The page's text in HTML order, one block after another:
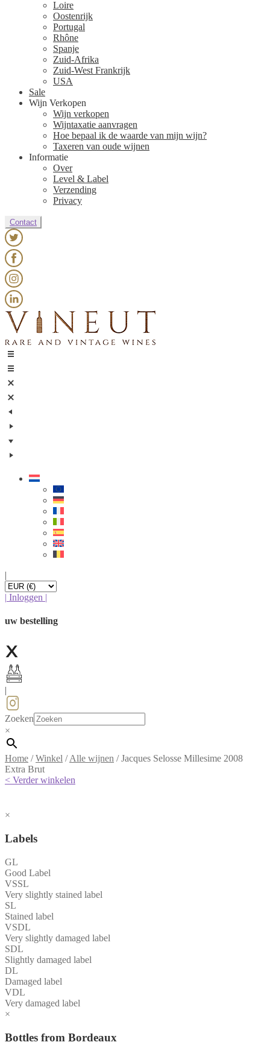
Loire
Oostenrijk
Portugal
Rhône
Spanje
Zuid-Afrika
Zuid-West Frankrijk
USA
Sale
Wijn Verkopen
Wijn verkopen
Wijntaxatie aanvragen
Hoe bepaal ik de waarde van mijn wijn?
Taxeren van oude wijnen
Informatie
Over
Level & Label
Verzending
Privacy
Contact
|
| Inloggen |
uw bestelling
Zoeken
×
Home /Winkel /Alle wijnen /Jacques Selosse Millesime 2008
Extra Brut
< Verder winkelen
×
Labels
GL
Good Label
VSSL
Very slightly stained label
SL
Stained label
VSDL
Very slightly damaged label
SDL
Slightly damaged label
DL
Damaged label
VDL
Very damaged label
×
Bottles from Bordeaux